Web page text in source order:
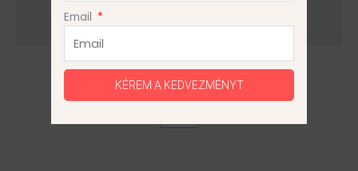
Nike Dunk Low
32 990Ft 22 990Ft
Email
KÉREM A KEDVEZMÉNYT